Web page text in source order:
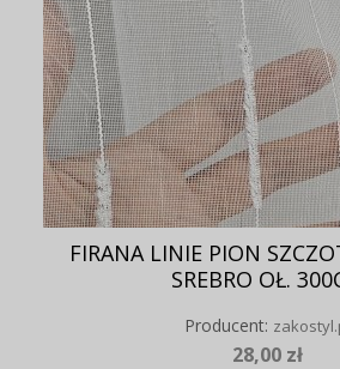
FIRANA LINIE PION
SREBRO OŁ.
Producent:
28,00 zł